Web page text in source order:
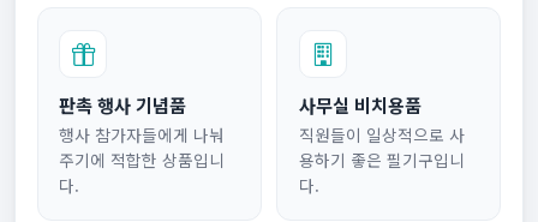
판촉 행사 기념품
행사 참가자들에게 나눠
주기에 적합한 상품입니
다.
사무실 비치용품
직원들이 일상적으로 사
용하기 좋은 필기구입니
다.